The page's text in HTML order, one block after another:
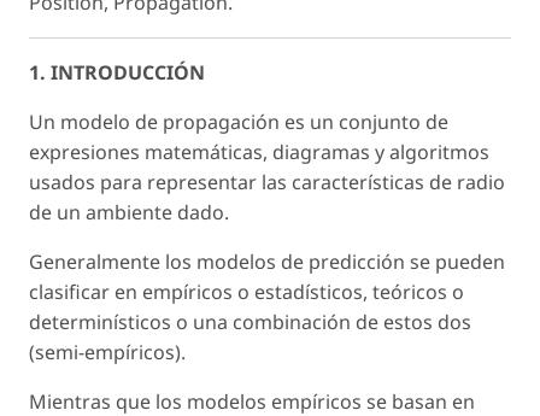
1. INTRODUCCIÓN
Un modelo de propagación es un conjunto de
expresiones matemáticas, diagramas y algoritmos
usados para representar las características de radio
de un ambiente dado.
Generalmente los modelos de predicción se pueden
clasificar en empíricos o estadísticos, teóricos o
determinísticos o una combinación de estos dos
(semi-empíricos).
Mientras que los modelos empíricos se basan en